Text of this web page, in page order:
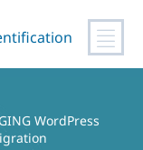
WordPress